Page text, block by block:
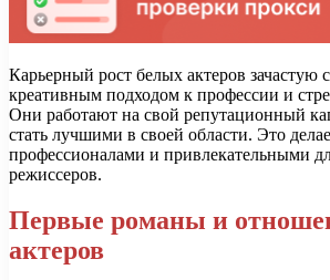
Карьерный рост белых актеров зачастую
креативным подходом к профессии и
Они работают на свой репутационный
стать лучшими в своей области. Это
профессионалами и привлекательными
режиссеров.
Первые романы и
актеров